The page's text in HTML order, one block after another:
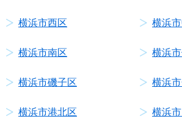
横浜市西区 横浜
横浜市南区 横浜
横浜市磯子区 横浜
横浜市港北区 横浜